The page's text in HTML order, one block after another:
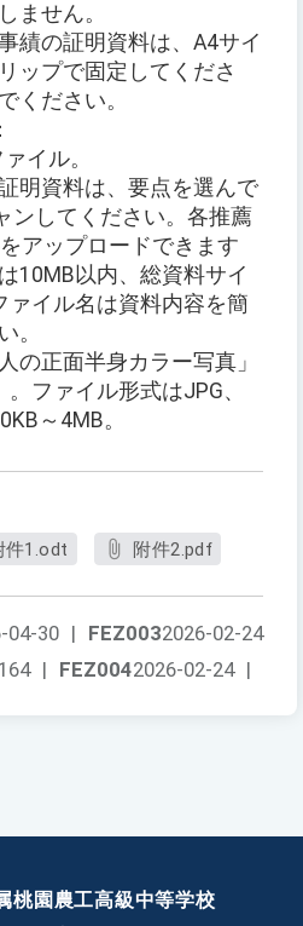
ません。
績の証明資料は、A4サイ
ップで固定してくださ
ください。
イル。
明資料は、要点を選んで
ンしてください。各推薦
アップロードできます
10MB以内、総資料サイ
ァイル名は資料内容を簡
。
の正面半身カラー写真」
ファイル形式はJPG、
～4MB。
件1.odt 附件2.pdf
FEZ0032026-02-24
04-30 |
FEZ0042026-02-24 |
164 |
桃園農工高級中等学校